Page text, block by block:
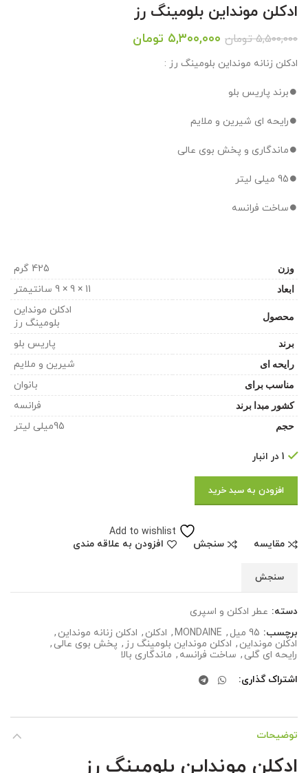
ادکلن مونداین بلومینگ رز
۵,۵۰۰,۰۰۰ تومان قیمت
۵,۵۰۰,۰۰۰ تومان
۵,۳۰۰,۰۰۰ تومان
ادکلن زنانه مونداین بلومینگ رز :
⏺️برند پاریس بلو
⏺️رایحه ای شیرین و ملایم
⏺️ماندگاری و پخش بوی عالی
⏺️95 میلی لیتر
⏺️ساخت فرانسه
وزن 425 گرم
ابعاد 11 × 9 × 9 سانتیمتر
محصول
ادکلن مونداین
بلومینگ رز
برند پاریس بلو
رایحه ای شیرین و ملایم
مناسب برای بانوان
کشور مبدا برند فرانسه
حجم 95میلی لیتر
1 در انبار
افزودن به سبد خرید
Add to wishlist
مقایسه
سنجش افزودن به علاقه مندی
سنجش
دسته: عطر ادکلن و اسپری
برچسب: 95 میل ,
MONDAINE
, ادکلن , ادکلن زنانه مونداین ,
ادکلن مونداین , ادکلن مونداین بلومینگ رز , پخش بوی عالی ,
رایحه ای گلی , ساخت فرانسه , ماندگاری بالا
اشتراک گذاری
توضیحات
ادکلن مونداین بلومینگ رز